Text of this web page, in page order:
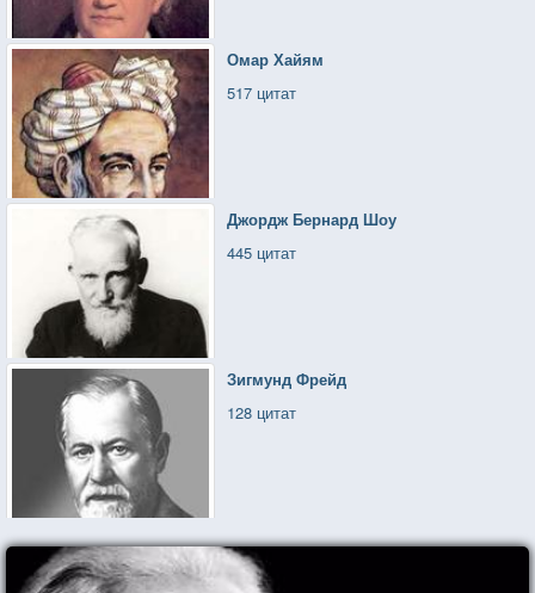
Омар Хайям
517 цитат
Джордж Бернард Шоу
445 цитат
Зигмунд Фрейд
128 цитат